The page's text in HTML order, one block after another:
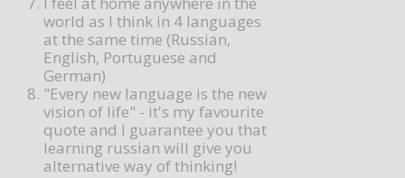
world as I think in 4 languages
at the same time (Russian,
English, Portuguese and
German)
"Every new language is the new
vision of life" - it's my favourite
quote and I guarantee you that
learning russian will give you
alternative way of thinking!